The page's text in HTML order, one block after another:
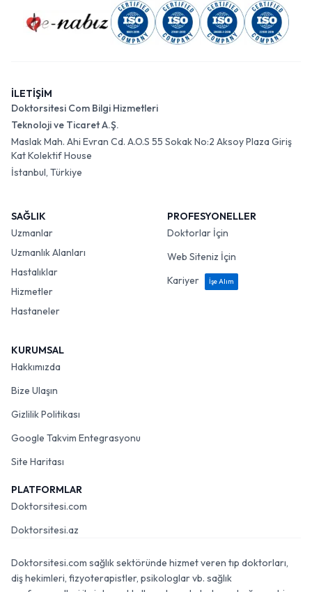
İLETİŞİM
Doktorsitesi Com Bilgi Hizmetleri
Teknoloji ve Ticaret A.Ş.
Maslak Mah. Ahi Evran Cd. A.O.S 55 Sokak No:2 Aksoy Plaza Giriş
Kat Kolektif House
İstanbul, Türkiye
SAĞLIK
Uzmanlar
Uzmanlık Alanları
Hastalıklar
Hizmetler
Hastaneler
PROFESYONELLER
Doktorlar İçin
Web Siteniz İçin
Kariyer
İşe Alım
KURUMSAL
Hakkımızda
Bize Ulaşın
Gizlilik Politikası
Google Takvim Entegrasyonu
Site Haritası
PLATFORMLAR
Doktorsitesi.com
Doktorsitesi.az
Doktorsitesi.com sağlık sektöründe hizmet veren tıp doktorları,
diş hekimleri, fizyoterapistler, psikologlar vb. sağlık